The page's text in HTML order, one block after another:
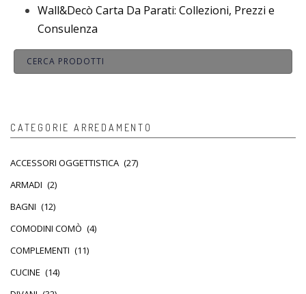
Wall&Decò Carta Da Parati: Collezioni, Prezzi e
Consulenza
CATEGORIE ARREDAMENTO
ACCESSORI OGGETTISTICA (27)
ARMADI (2)
BAGNI (12)
COMODINI COMÒ (4)
COMPLEMENTI (11)
CUCINE (14)